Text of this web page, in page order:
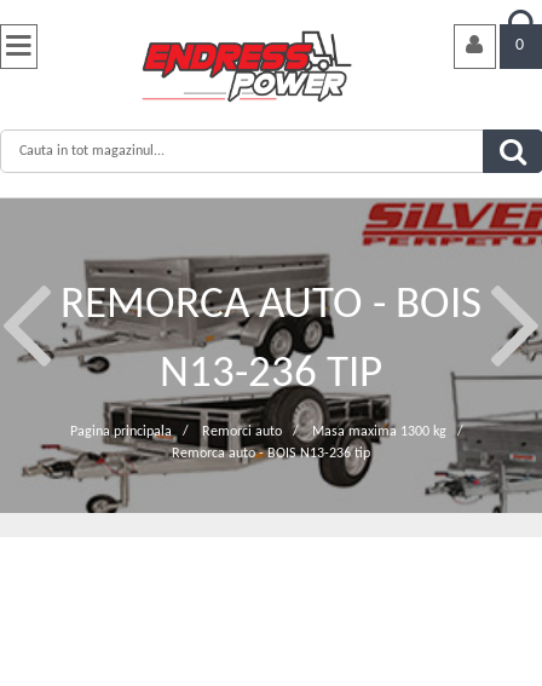

0

REMORCA AUTO - BOIS
N13-236 TIP
Pagina principala / Remorci auto / Masa maxima 1300 kg
/
Remorca auto - BOIS N13-236 tip